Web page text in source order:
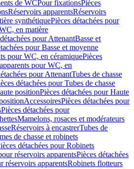
de WCPour fixationsPièces
Réservoirs apparentsRéservoirs
synthétiquePièces détachées pour
en matière
pour AttenantBasse et
pour Basse et moyenne
pour WC, en céramiquePièces
pour WC, en
pour AttenantTubes de chasse
détachées pour Tubes de chasse
positionPièces détachées pour Haute
AccessoiresPièces détachées pour
Pièces détachées pour
Mamelons, rosaces et modérateurs
Réservoirs à encastrerTubes de
de chasse et robinets
détachées pour Robinets
réservoirs apparentsPièces détachées
réservoirs apparentsRobinets flotteurs